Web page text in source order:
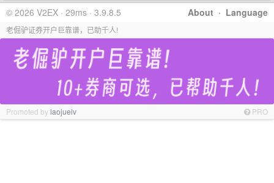
About · Language
© 2026 V2EX · 29ms · 3.9.8.5
老倔驴证券开户巨靠谱，已助千人!
Promoted bylaojuelv PRO